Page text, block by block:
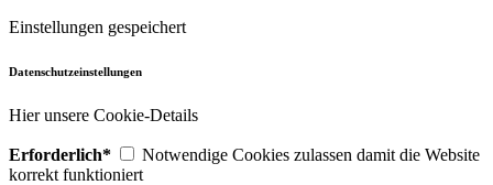
Einstellungen gespeichert
Datenschutzeinstellungen
Hier unsere Cookie-Details
Erforderlich*
Notwendige Cookies zulassen damit die Website
korrekt funktioniert